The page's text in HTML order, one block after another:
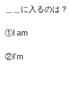
＿＿に入るのは？
①I am
②I’m